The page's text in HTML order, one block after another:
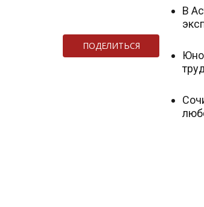
ПОДЕЛИТЬСЯ
В